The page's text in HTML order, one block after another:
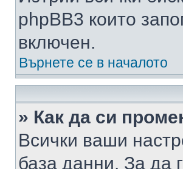
phpBB3 които
включен.
Върнете се в началото
» Как да си
Всички ваши
база данни. За да